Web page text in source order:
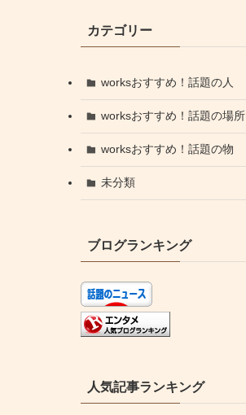
カテゴリー
worksおすすめ！話題の人
worksおすすめ！話題の場所
worksおすすめ！話題の物
未分類
ブログランキング
人気記事ランキング